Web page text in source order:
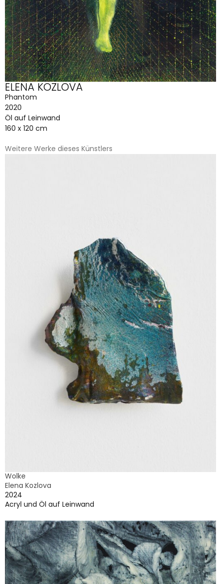
ELENA KOZLOVA
Phantom
2020
Öl auf Leinwand
160 x 120 cm
Weitere Werke dieses Künstlers
Wolke
Elena Kozlova
2024
Acryl und Öl auf Leinwand